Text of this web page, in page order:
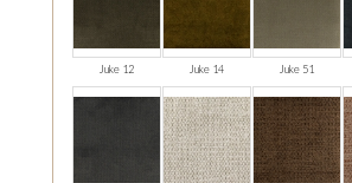
Juke 12 Juke 14 Juke 51